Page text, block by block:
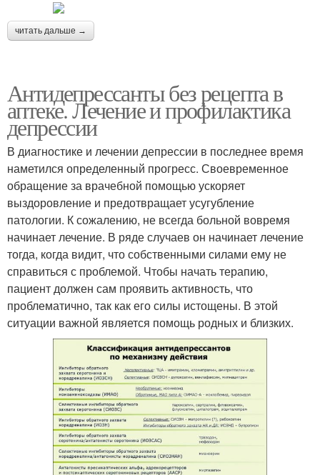
читать дальше →
Антидепрессанты без рецепта в
аптеке. Лечение и профилактика
депрессии
В диагностике и лечении депрессии в последнее время
наметился определенный прогресс. Своевременное
обращение за врачебной помощью ускоряет
выздоровление и предотвращает усугубление
патологии. К сожалению, не всегда больной вовремя
начинает лечение. В ряде случаев он начинает лечение
тогда, когда видит, что собственными силами ему не
справиться с проблемой. Чтобы начать терапию,
пациент должен сам проявить активность, что
проблематично, так как его силы истощены. В этой
ситуации важной является помощь родных и близких.